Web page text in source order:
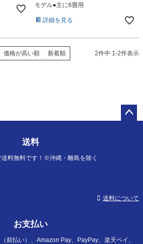
モデル●主に6畳用
詳細を見る
価格が高い順 新着順 2件中 1-2件表示
送料
料無料です！※沖縄・離島を除く
送料について
お支払い
前払い）、Amazon Pay、PayPay、楽天ペイ、